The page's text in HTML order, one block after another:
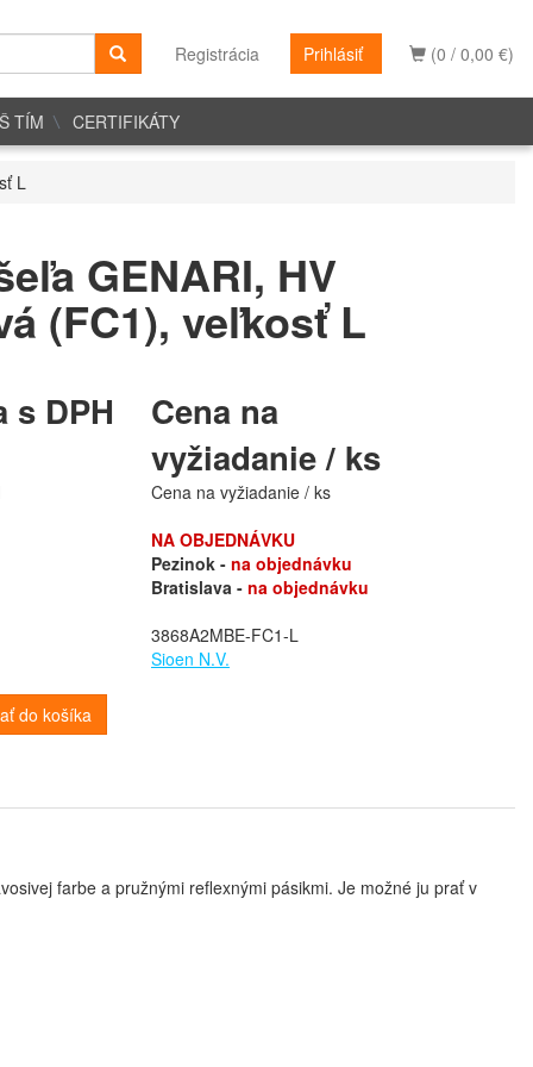
(0 / 0,00 €)
Registrácia Prihlásiť
TÍM CERTIFIKÁTY
L
GENARI, HV
(FC1), veľkosť L
s DPH
Cena na
vyžiadanie / ks
Cena na vyžiadanie / ks
NA OBJEDNÁVKU
Pezinok - na objednávku
Bratislava - na objednávku
3868A2MBE-FC1-L
Sioen N.V.
do košíka
farbe a pružnými reflexnými pásikmi. Je možné ju prať v